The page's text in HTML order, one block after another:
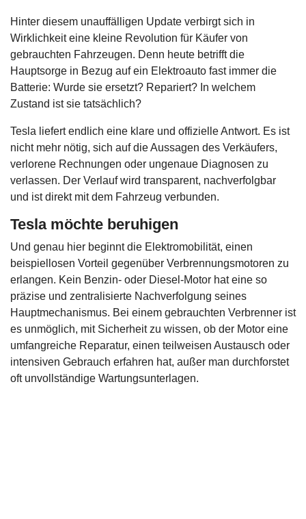
Hinter diesem unauffälligen Update verbirgt sich in
Wirklichkeit eine kleine Revolution für Käufer von
gebrauchten Fahrzeugen. Denn heute betrifft die
Hauptsorge in Bezug auf ein Elektroauto fast immer die
Batterie: Wurde sie ersetzt? Repariert? In welchem
Zustand ist sie tatsächlich?
Tesla liefert endlich eine klare und offizielle Antwort. Es ist
nicht mehr nötig, sich auf die Aussagen des Verkäufers,
verlorene Rechnungen oder ungenaue Diagnosen zu
verlassen. Der Verlauf wird transparent, nachverfolgbar
und ist direkt mit dem Fahrzeug verbunden.
Tesla möchte beruhigen
Und genau hier beginnt die Elektromobilität, einen
beispiellosen Vorteil gegenüber Verbrennungsmotoren zu
erlangen. Kein Benzin- oder Diesel-Motor hat eine so
präzise und zentralisierte Nachverfolgung seines
Hauptmechanismus. Bei einem gebrauchten Verbrenner ist
es unmöglich, mit Sicherheit zu wissen, ob der Motor eine
umfangreiche Reparatur, einen teilweisen Austausch oder
intensiven Gebrauch erfahren hat, außer man durchforstet
oft unvollständige Wartungsunterlagen.